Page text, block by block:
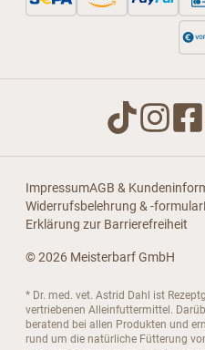
ImpressumAGB &
Widerrufsbelehrung & -formular
Erklärung zur Barrierefreiheit
© 2026 Meisterbarf GmbH
* Dr. med. vet. Astrid Dahl ist
vertriebenen Alleinfuttermittel.
beratend bei allen Produkten und
rund um die natürliche Fütterung